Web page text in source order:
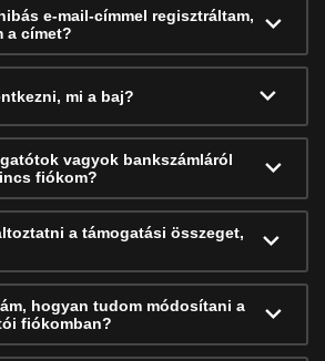
e-mail-címmel regisztráltam,
a címet?
mi a baj?
vagyok bankszámláról
fiókom?
a támogatási összeget,
hogyan tudom módosítani a
fiókomban?